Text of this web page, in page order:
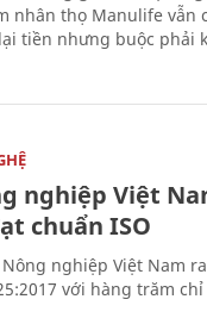
nhân thọ Manulife vẫn
tiền nhưng buộc phải
nghiệp Việt
chuẩn ISO
nghiệp Việt Nam
với hàng trăm